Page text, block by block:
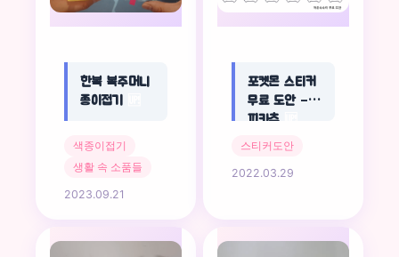
한복 복주머니
종이접기
색종이접기
생활 속 소품들
2023.09.21
포켓몬 스티커
무료 도안 –
피카츄
스티커도안
2022.03.29